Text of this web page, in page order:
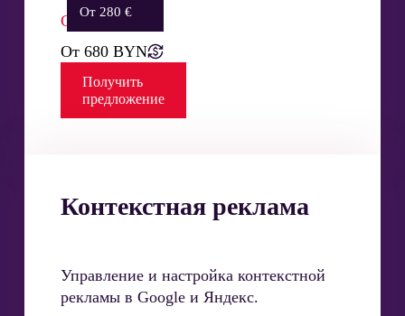
Стоимость:
От 680 BYN
От 280 €
Получить
предложение
Контекстная реклама
Управление и настройка контекстной
рекламы в Google и Яндекс.